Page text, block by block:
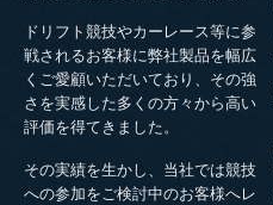
ドリフト競技やカーレース等に参
戦されるお客様に弊社製品を幅広
くご愛顧いただいており、その強
さを実感した多くの方々から高い
評価を得てきました。
その実績を生かし、当社では競技
への参加をご検討中のお客様へレ